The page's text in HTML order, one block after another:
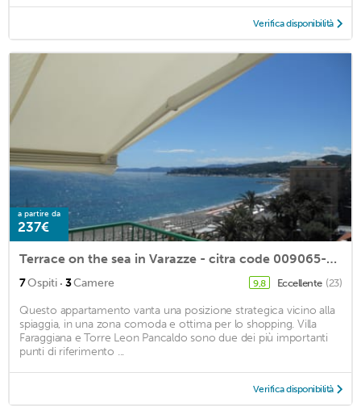
Verifica disponibilità
a partire da
237€
Terrace on the sea in Varazze - citra code 009065-LT-0313
7Ospiti · 3Camere 9,8 Eccellente (23)
Questo appartamento vanta una posizione strategica vicino alla
spiaggia, in una zona comoda e ottima per lo shopping. Villa
Faraggiana e Torre Leon Pancaldo sono due dei più importanti
punti di riferimento ...
Verifica disponibilità